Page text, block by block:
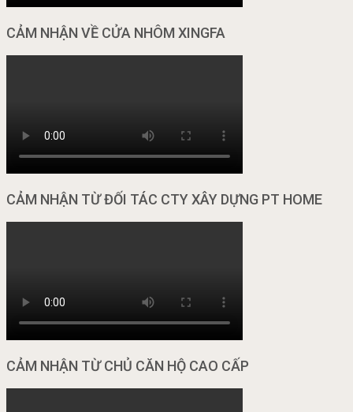
CẢM NHẬN VỀ CỬA NHÔM XINGFA
CẢM NHẬN TỪ ĐỐI TÁC CTY XÂY DỰNG PT HOME
CẢM NHẬN TỪ CHỦ CĂN HỘ CAO CẤP